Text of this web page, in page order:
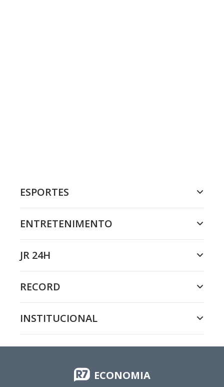
ESPORTES
ENTRETENIMENTO
JR 24H
RECORD
INSTITUCIONAL
ECONOMIA